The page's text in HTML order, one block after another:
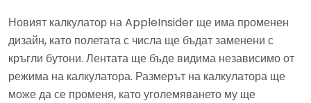
Новият калкулатор на AppleInsider ще има променен
дизайн, като полетата с числа ще бъдат заменени с
кръгли бутони. Лентата ще бъде видима независимо от
режима на калкулатора. Размерът на калкулатора ще
може да се променя, като уголемяването му ще